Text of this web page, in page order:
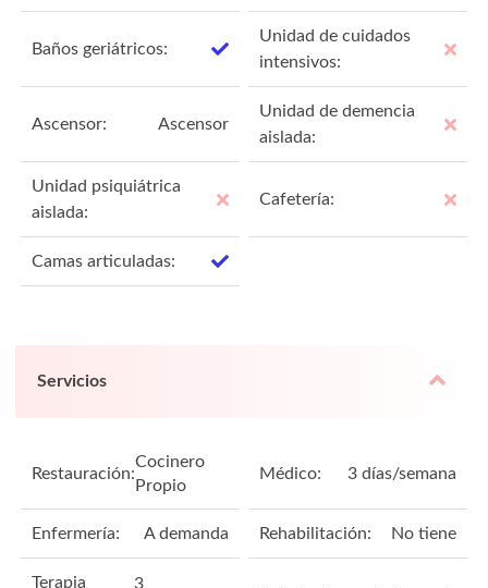
Baños geriátricos:
Unidad de cuidados
intensivos:
Ascensor: Ascensor
Unidad de demencia
aislada:
Unidad psiquiátrica
aislada:
Cafetería:
Camas articuladas:
Servicios
Restauración:
Cocinero
Propio
Médico: 3 días/semana
Enfermería: A demanda Rehabilitación: No tiene
Terapia
3